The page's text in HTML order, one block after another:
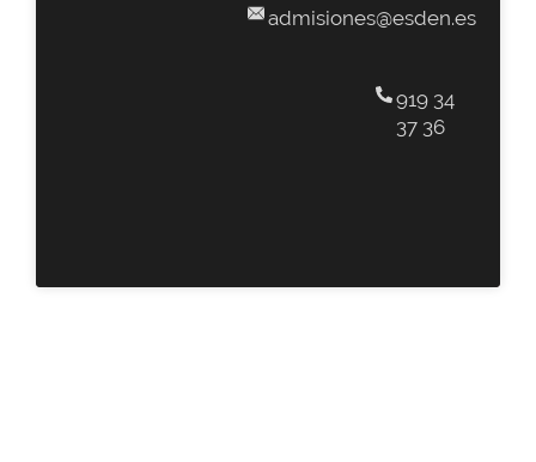
admisiones@esden.es
919 34
37 36